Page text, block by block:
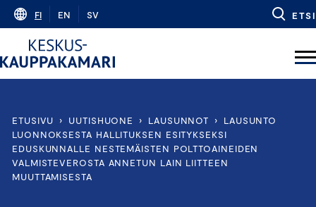
Skip
content
FI EN SV ETSI
ETUSIVU › UUTISHUONE › LAUSUNNOT ›
LAUSUNTO
LUONNOKSESTA HALLITUKSEN ESITYKSEKSI
EDUSKUNNALLE NESTEMÄISTEN POLTTOAINEIDEN
VALMISTEVEROSTA ANNETUN LAIN LIITTEEN
MUUTTAMISESTA